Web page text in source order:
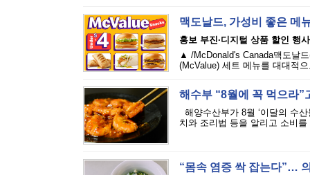
맥도날드, 가성비 좋은 메
홍보 부진·디지털 상품 할인 행
▲ /McDonald's Canada맥도날
(McValue) 세트 메뉴를 대대적
해수부 “8월에 꼭 먹으라”
해양수산부가 8월 ‘이달의 수
치와 조리법 등을 알리고 소비
“몸속 염증 싹 잡는다”…